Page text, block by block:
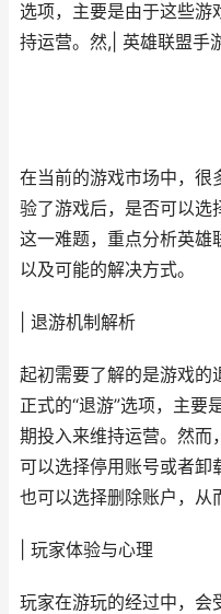
选项，主要是由于这些游
持运营。然,| 英雄联盟手
在当前的游戏市场中，很
验了游戏后，是否可以选
这一难题，重点分析英雄
以及可能的解决方式。
| 退游机制解析
起初需要了解的是游戏的
正式的“退游”选项，主要
期投入来维持运营。然而
可以选择停用账号或者卸
也可以选择删除账户，从
| 玩家体验与心理
玩家在游玩的经过中，会